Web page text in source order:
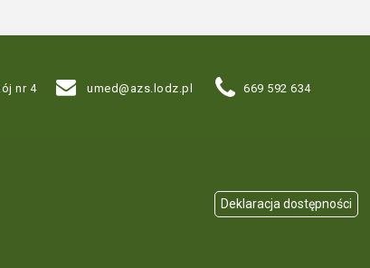
nr 4 umed@azs.lodz.pl 669 592 634